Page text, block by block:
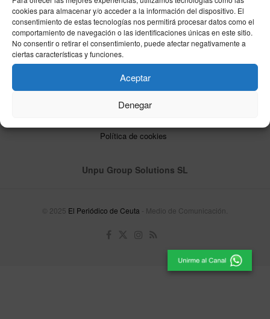
cookies para almacenar y/o acceder a la información del dispositivo. El
consentimiento de estas tecnologías nos permitirá procesar datos como el
comportamiento de navegación o las identificaciones únicas en este sitio.
No consentir o retirar el consentimiento, puede afectar negativamente a
ciertas características y funciones.
Aceptar
Denegar
televisión: «Tiene un contrato de exclusividad por
cuatro años»
10/03/2025
Política de cookies
Unpu Group Solutions SL
© 2025 El Periódico de Ceuta - Medio de Comunicación